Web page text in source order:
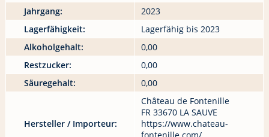
Jahrgang:
2023
Lagerfähigkeit:
Lagerfähig bis 2023
Alkoholgehalt:
0,00
Restzucker:
0,00
Säuregehalt:
0,00
Hersteller / Importeur:
Château de Fontenille
FR 33670 LA SAUVE
https://www.chateau-